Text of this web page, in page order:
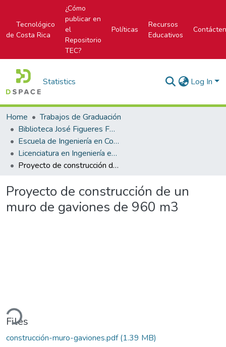
Tecnológico
de Costa Rica
¿Cómo
publicar en
el
Repositorio
TEC?
Políticas
Recursos
Educativos
Statistics Log In
Home
Trabajos de Graduación
Biblioteca José Figueres Ferrer
Escuela de Ingeniería en Construcción
Licenciatura en Ingeniería en Construcción
Proyecto de construcción de un muro de gaviones de 960 m3
Proyecto de construcción de un
muro de gaviones de 960 m3
Files
construcción-muro-gaviones.pdf(1.39 MB)